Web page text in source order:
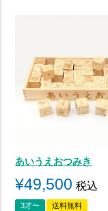
あいうえおつみき
¥49,500 税込
3才〜 送料無料